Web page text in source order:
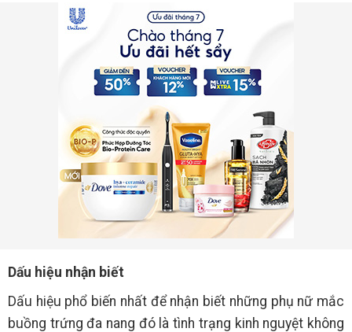
Dấu hiệu nhận biết
Dấu hiệu phổ biến nhất để nhận biết những phụ nữ mắc
buồng trứng đa nang đó là tình trạng kinh nguyệt không